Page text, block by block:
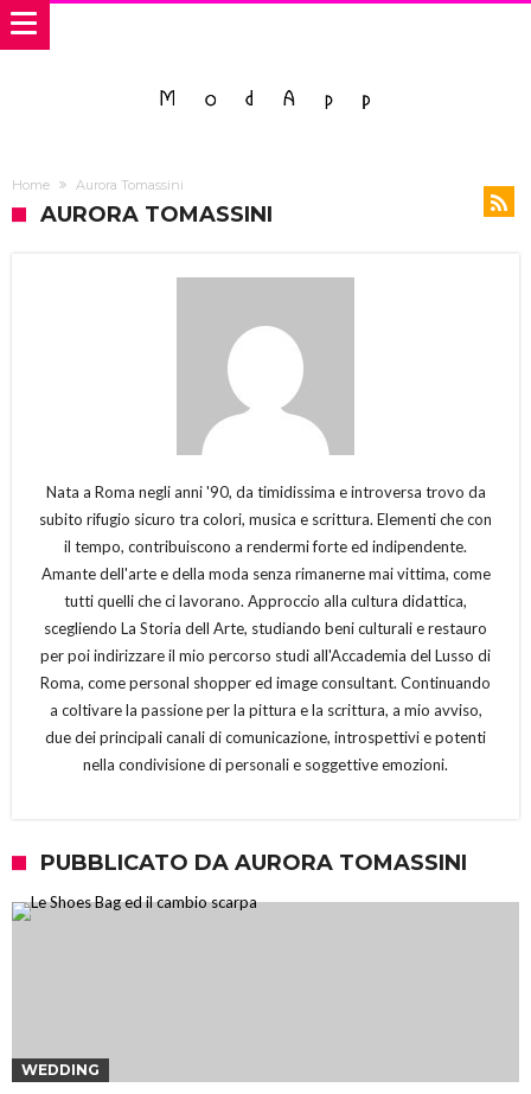
Home Aurora Tomassini
AURORA TOMASSINI
Nata a Roma negli anni '90, da timidissima e introversa trovo da
subito rifugio sicuro tra colori, musica e scrittura. Elementi che con
il tempo, contribuiscono a rendermi forte ed indipendente.
Amante dell'arte e della moda senza rimanerne mai vittima, come
tutti quelli che ci lavorano. Approccio alla cultura didattica,
scegliendo La Storia dell Arte, studiando beni culturali e restauro
per poi indirizzare il mio percorso studi all'Accademia del Lusso di
Roma, come personal shopper ed image consultant. Continuando
a coltivare la passione per la pittura e la scrittura, a mio avviso,
due dei principali canali di comunicazione, introspettivi e potenti
nella condivisione di personali e soggettive emozioni.
PUBBLICATO DA AURORA TOMASSINI
WEDDING